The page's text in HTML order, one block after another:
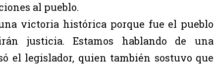
al pueblo.
victoria histórica porque fue el pueblo
justicia. Estamos hablando de una
el legislador, quien también sostuvo que